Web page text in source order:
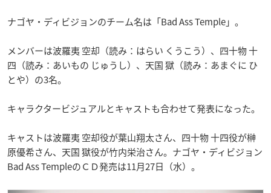
ナゴヤ・ディビジョンのチーム名は「Bad Ass Temple」。
メンバーは波羅夷 空却（読み：はらい くうこう）、四十物 十
四（読み：あいもの じゅうし）、天国 獄（読み：あまぐに ひ
とや）の3名。
キャラクタービジュアルとキャストも合わせて発表になった。
キャストは波羅夷 空却役が葉山翔太さん、四十物 十四役が榊
原優希さん、天国 獄役が竹内栄治さん。ナゴヤ・ディビジョン
Bad Ass TempleのＣＤ発売は11月27日（水）。